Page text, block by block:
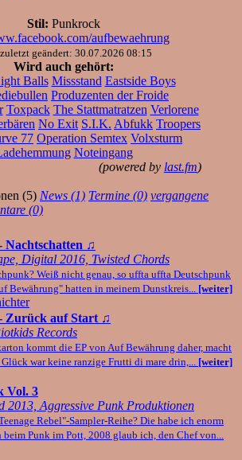
Stil: Punkrock
aufbewaehrung
geändert: 30.07.2026 08:15
Wird auch gehört:
Balls Missstand Eastside Boys
Produzenten der Froide
Toxpack The Stattmatratzen Verlorene
No Exit S.I.K. Abfukk Troopers
77 Operation Semtex Volxsturm
Noteingang
(powered by last.fm)
(5) News (1) Termine (0) vergangene
(0)
♫
Digital 2016, Twisted Chords
Weiß nicht genau, so uffta uffta Deutschpunk
Bewährung" hatten in meinem Dunstkreis... [weiter]
Zurück auf Start ♫
Records
kommt die EP von Auf Bewährung daher, macht
war keine ranzige Frutti di mare drin,... [weiter]
Vol. 3
Aggressive Punk Produktionen
Rebel"-Sampler-Reihe? Die habe ich enorm
Punk im Pott, 2008 glaub ich, den Chef von...